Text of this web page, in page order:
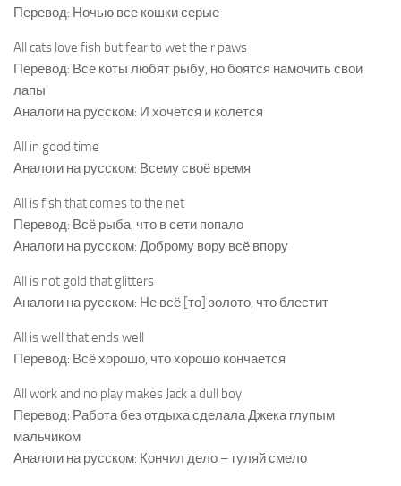
Перевод: Ночью все кошки серые
All cats love fish but fear to wet their paws
Перевод: Все коты любят рыбу, но боятся намочить свои
лапы
Аналоги на русском: И хочется и колется
All in good time
Аналоги на русском: Всему своё время
All is fish that comes to the net
Перевод: Всё рыба, что в сети попало
Аналоги на русском: Доброму вору всё впору
All is not gold that glitters
Аналоги на русском: Не всё [то] золото, что блестит
All is well that ends well
Перевод: Всё хорошо, что хорошо кончается
All work and no play makes Jack a dull boy
Перевод: Работа без отдыха сделала Джека глупым
мальчиком
Аналоги на русском: Кончил дело – гуляй смело